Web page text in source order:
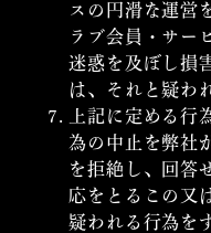
スの円滑な運営
ラブ会員・サー
迷惑を及ぼし損
は、それと疑わ
上記に定める行
為の中止を弊社
を拒絶し、回答
応をとるこの又
疑われる行為を